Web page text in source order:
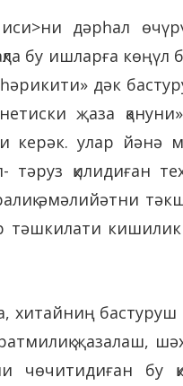
дәрһал
бу ишларға көңүл
дәк
җаза
керәк. улар йәнә
тәруз қилидиған
әмәлийәтни
кишилик
хитайниң бастуруш
җазалаш,
чөчитидиған бу